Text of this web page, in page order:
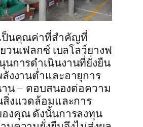
ป็นคุณค่าที่สำคัญที่
วนเฟลกซ์ เบลโลว์ยางฟ
การดำเนินงานที่ยั่งยืน
งงานต่ำและอายุการ
น – ตอบสนองต่อความ
สิ่งแวดล้อมและการ
องคุณ ดังนั้นการลงทุน